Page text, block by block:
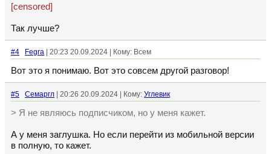
[censored]
Так лучше?
#4 Fegra | 20:23 20.09.2024 | Кому: Всем
Вот это я понимаю. Вот это совсем другой разговор!
#5 Семаргл | 20:26 20.09.2024 | Кому: Углевик
> Я не являюсь подписчиком, но у меня кажет.
А у меня заглушка. Но если перейти из мобильной версии
в полную, то кажет.